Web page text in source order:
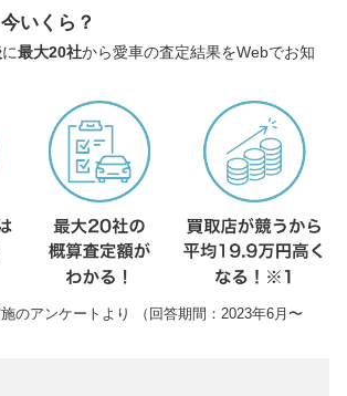
いくら？
に最大20社から愛車の査定結果をWebでお知
のアンケートより （回答期間：2023年6月〜